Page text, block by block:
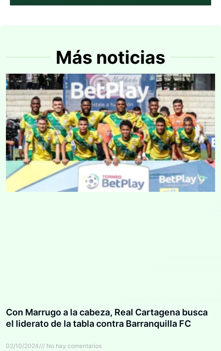
Más noticias
Con Marrugo a la cabeza, Real Cartagena busca
el liderato de la tabla contra Barranquilla FC
02/10/2024 No hay comentarios